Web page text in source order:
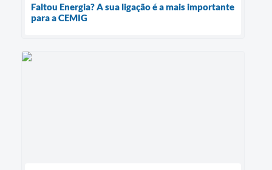
Faltou Energia? A sua ligação é a mais importante
para a CEMIG